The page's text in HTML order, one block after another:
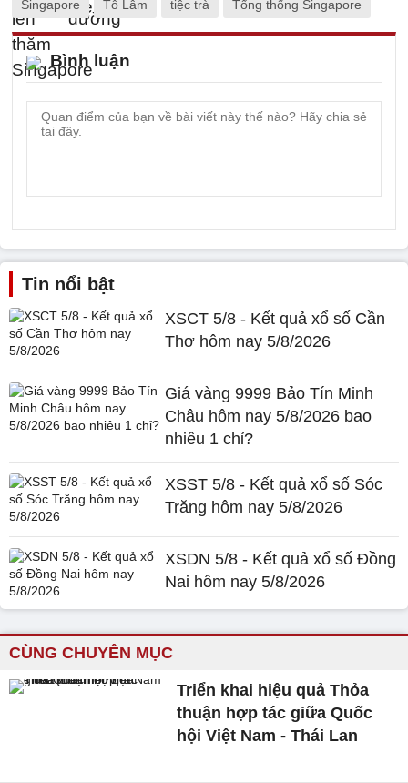
Singapore Tô Lâm tiệc trà Tổng thống Singapore
Bình luận
Tin nổi bật
XSCT 5/8 - Kết quả xổ số Cần
Thơ hôm nay 5/8/2026
Giá vàng 9999 Bảo Tín Minh
Châu hôm nay 5/8/2026 bao
nhiêu 1 chỉ?
XSST 5/8 - Kết quả xổ số Sóc
Trăng hôm nay 5/8/2026
XSDN 5/8 - Kết quả xổ số Đồng
Nai hôm nay 5/8/2026
CÙNG CHUYÊN MỤC
Triển khai hiệu quả Thỏa
thuận hợp tác giữa Quốc
hội Việt Nam - Thái Lan